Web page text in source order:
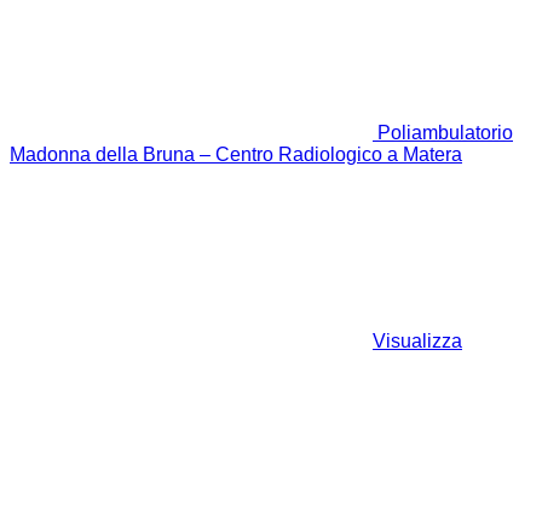
Poliambulatorio
Madonna della Bruna – Centro Radiologico a Matera
Visualizza